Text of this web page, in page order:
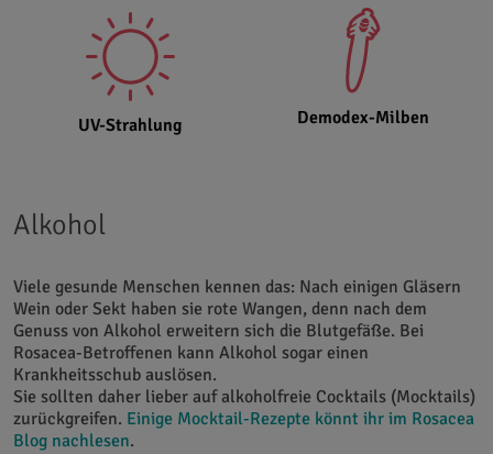
UV-Strahlung Demodex-Milben
Alkohol
Viele gesunde Menschen kennen das: Nach einigen Gläsern
Wein oder Sekt haben sie rote Wangen, denn nach dem
Genuss von Alkohol erweitern sich die Blutgefäße. Bei
Rosacea-Betroffenen kann Alkohol sogar einen
Krankheitsschub auslösen.
Sie sollten daher lieber auf alkoholfreie Cocktails (Mocktails)
zurückgreifen. Einige Mocktail-Rezepte könnt ihr im Rosacea
Blog nachlesen.